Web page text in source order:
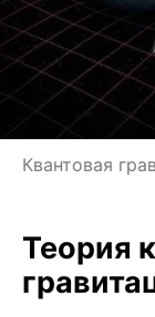
Квантовая
Теория